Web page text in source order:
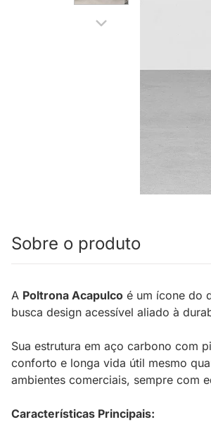
Sobre o produto
A Poltrona Acapulco é um ícone do
busca design acessível aliado à
Sua estrutura em aço carbono com
conforto e longa vida útil mesmo
ambientes comerciais, sempre com
Características Principais: